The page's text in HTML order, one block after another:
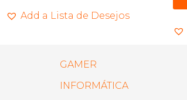
Add a Lista de Desejos
GAMER
INFORMÁTICA